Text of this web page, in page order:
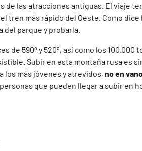
de las atracciones antiguas. El viaje
tren más rápido del Oeste. Como dice
del parque y probarla.
de 590º y 520º, así como los
Subir en esta montaña rusa es
los más jóvenes y atrevidos, no en
que pueden llegar a subir en